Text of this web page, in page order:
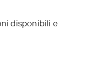
disponibili e